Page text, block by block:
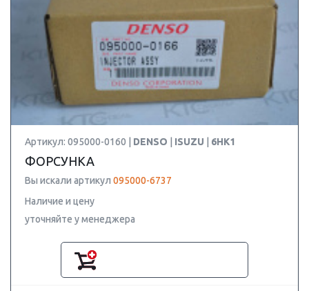
Артикул: 095000-0160 | DENSO ISUZU 6HK1
ФОРСУНКА
Вы искали артикул 095000-6737
Наличие и цену
уточняйте у менеджера